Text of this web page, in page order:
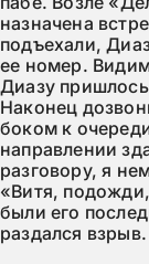
назначена
подъехали,
ее номер.
Диазу пришлось
Наконец
боком к
направлении
разговору, я
«Витя,
были его
раздался взрыв.